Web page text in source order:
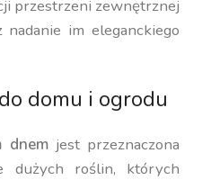
przestrzeni zewnętrznej
im eleganckiego
domu i ogrodu
dnemjest przeznaczona
dużych roślin, których